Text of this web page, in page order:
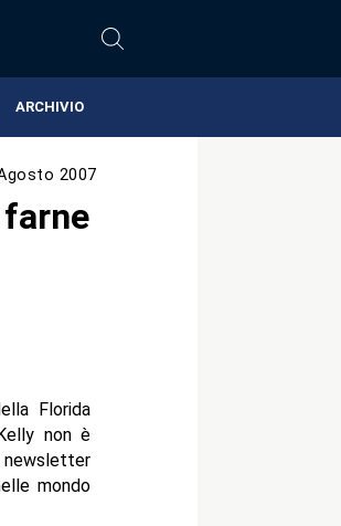
ARCHIVIO
2007
Florida
non è
mondo